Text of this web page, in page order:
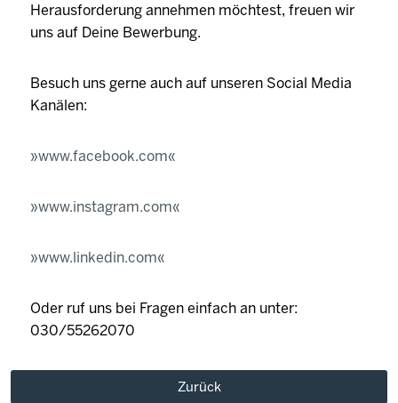
Herausforderung annehmen möchtest, freuen wir
uns auf Deine Bewerbung.
Besuch uns gerne auch auf unseren Social Media
Kanälen:
www.facebook.com
www.instagram.com
www.linkedin.com
Oder ruf uns bei Fragen einfach an unter:
030/55262070
Zurück